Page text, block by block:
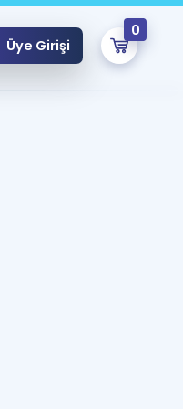
Üye Girişi
0
eğitim seni bekliyor!